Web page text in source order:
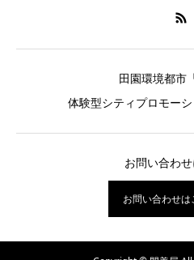
田園環境都市
体験型シティプロモーシ
お問い合わ
お問い合わせは